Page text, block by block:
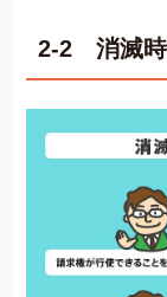
2-2 消滅時